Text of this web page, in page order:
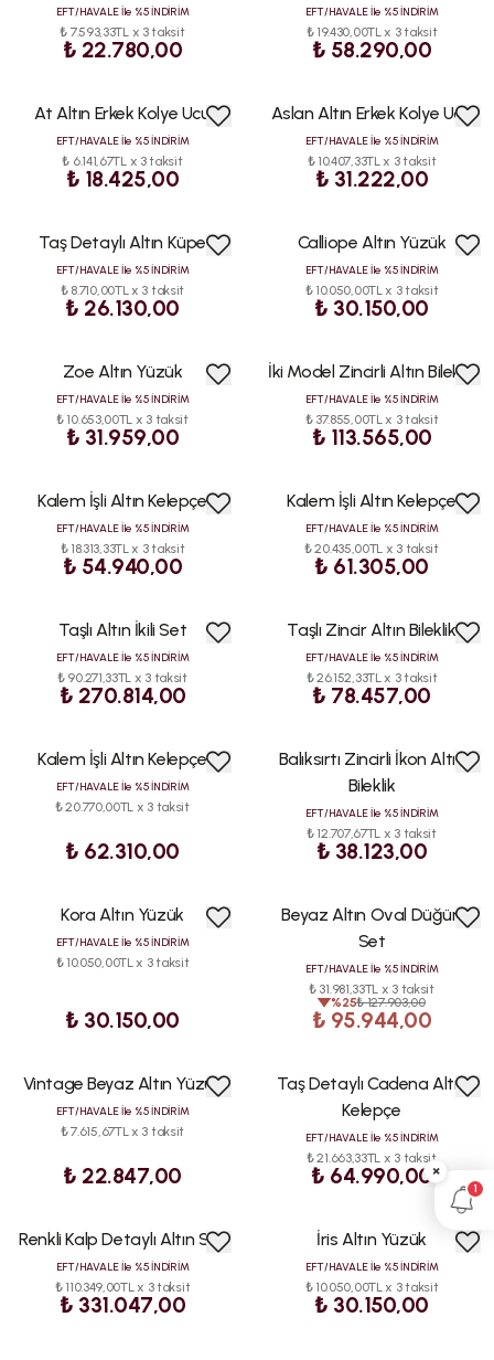
EFT/HAVALE İle %5 İNDİRİM
₺ 7.593,33TL x 3 taksit
₺ 22.780,00
EFT/HAVALE İle %5 İNDİRİM
₺ 19.430,00TL x 3 taksit
₺ 58.290,00
At Altın Erkek Kolye Ucu
EFT/HAVALE İle %5 İNDİRİM
₺ 6.141,67TL x 3 taksit
₺ 18.425,00
Aslan Altın Erkek Kolye Ucu
EFT/HAVALE İle %5 İNDİRİM
₺ 10.407,33TL x 3 taksit
₺ 31.222,00
HIZLITaş Detaylı Altın Küpe
EFT/HAVALE İle %5 İNDİRİM
₺ 8.710,00TL x 3 taksit
₺ 26.130,00
Calliope Altın Yüzük
EFT/HAVALE İle %5 İNDİRİM
₺ 10.050,00TL x 3 taksit
₺ 30.150,00
Zoe Altın Yüzük
EFT/HAVALE İle %5 İNDİRİM
₺ 10.653,00TL x 3 taksit
₺ 31.959,00
İki Model Zincirli Altın Bileklik
EFT/HAVALE İle %5 İNDİRİM
₺ 37.855,00TL x 3 taksit
₺ 113.565,00
Kalem İşli Altın Kelepçe
EFT/HAVALE İle %5 İNDİRİM
₺ 18.313,33TL x 3 taksit
₺ 54.940,00
Kalem İşli Altın Kelepçe
EFT/HAVALE İle %5 İNDİRİM
₺ 20.435,00TL x 3 taksit
₺ 61.305,00
Taşlı Altın İkili Set
EFT/HAVALE İle %5 İNDİRİM
₺ 90.271,33TL x 3 taksit
₺ 270.814,00
Taşlı Zincir Altın Bileklik
EFT/HAVALE İle %5 İNDİRİM
₺ 26.152,33TL x 3 taksit
₺ 78.457,00
Kalem İşli Altın Kelepçe
EFT/HAVALE İle %5 İNDİRİM
₺ 20.770,00TL x 3 taksit
₺ 62.310,00
Balıksırtı Zincirli İkon Altın
Bileklik
EFT/HAVALE İle %5 İNDİRİM
₺ 12.707,67TL x 3 taksit
₺ 38.123,00
Kora Altın Yüzük
EFT/HAVALE İle %5 İNDİRİM
₺ 10.050,00TL x 3 taksit
₺ 30.150,00
İNDİRİM
Beyaz Altın Oval Düğün
Set
EFT/HAVALE İle %5 İNDİRİM
₺ 31.981,33TL x 3 taksit
%25₺ 127.903,00
₺ 95.944,00
Vintage Beyaz Altın Yüzük
EFT/HAVALE İle %5 İNDİRİM
₺ 7.615,67TL x 3 taksit
₺ 22.847,00
Taş Detaylı Cadena Altın
Kelepçe
EFT/HAVALE İle %5 İNDİRİM
₺ 21.663,33TL x 3 taksit
₺ 64.990,00
Renkli Kalp Detaylı Altın Set
EFT/HAVALE İle %5 İNDİRİM
₺ 110.349,00TL x 3 taksit
₺ 331.047,00
İris Altın Yüzük
EFT/HAVALE İle %5 İNDİRİM
₺ 10.050,00TL x 3 taksit
₺ 30.150,00
×
1